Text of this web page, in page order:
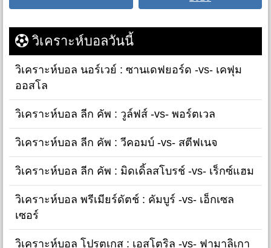
วิเคราะห์บอลวันนี้
วิเคราะห์บอล นอร์เวย์ : ซานเดฟยอร์ด -vs- เคฟุม
ออสโล
วิเคราะห์บอล ลีก คัพ : วูล์ฟส์ -vs- พอร์ตเวล
วิเคราะห์บอล ลีก คัพ : วีคอมบ์ -vs- สตีฟเนจ
วิเคราะห์บอล ลีก คัพ : มิดเดิ้ลสโบรช์ -vs- เร็กซ์แฮม
วิเคราะห์บอล พรีเมียร์ดัตช์ : คัมบูร์ -vs- เอ็กเซล
เซอร์
วิเคราะห์บอล โปรตุเกส : เอสโตริล -vs- ฟามาลิเกา